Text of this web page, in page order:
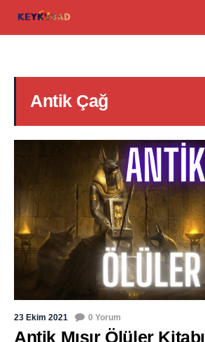
Antik Çağ
23 Ekim 2021 0 Yorum
Antik Mısır Ölüler Kitabı